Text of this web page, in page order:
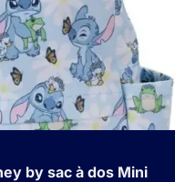
by sac à dos Mini